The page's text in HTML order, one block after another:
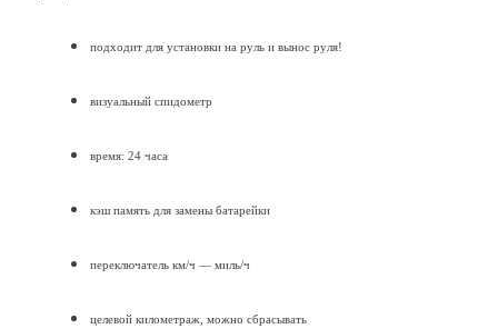
подходит для установки на руль и вынос руля!
визуальный спидометр
время: 24 часа
кэш память для замены батарейки
переключатель км/ч — миль/ч
целевой километраж, можно сбрасывать